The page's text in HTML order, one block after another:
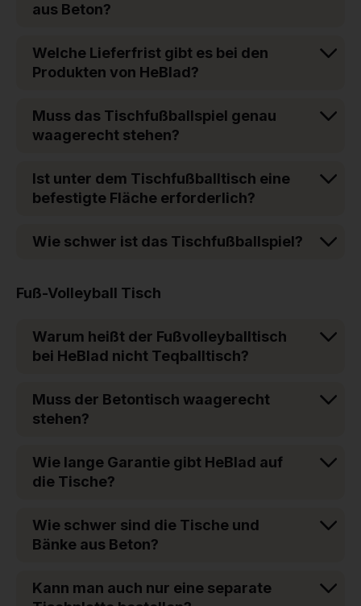
aus Beton?
Welche Lieferfrist gibt es bei den
Produkten von HeBlad?
Muss das Tischfußballspiel genau
waagerecht stehen?
Ist unter dem Tischfußballtisch eine
befestigte Fläche erforderlich?
Wie schwer ist das Tischfußballspiel?
Fuß-Volleyball Tisch
Warum heißt der Fußvolleyballtisch
bei HeBlad nicht Teqballtisch?
Muss der Betontisch waagerecht
stehen?
Wie lange Garantie gibt HeBlad auf
die Tische?
Wie schwer sind die Tische und
Bänke aus Beton?
Kann man auch nur eine separate